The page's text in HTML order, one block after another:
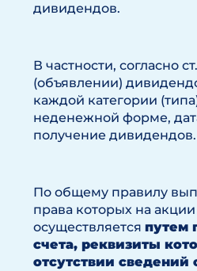
дивидендов.
В частности, согласно
(объявлении)
каждой категории
неденежной форме,
получение дивидендов.
По общему правилу
права которых на
осуществляется путем
счета, реквизиты
отсутствии сведений